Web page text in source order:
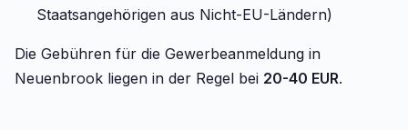
Staatsangehörigen aus Nicht-EU-Ländern)
Die Gebühren für die Gewerbeanmeldung in
Neuenbrook liegen in der Regel bei 20-40 EUR.